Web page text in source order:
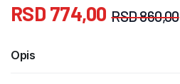
RSD860,00
RSD 774,00
Opis